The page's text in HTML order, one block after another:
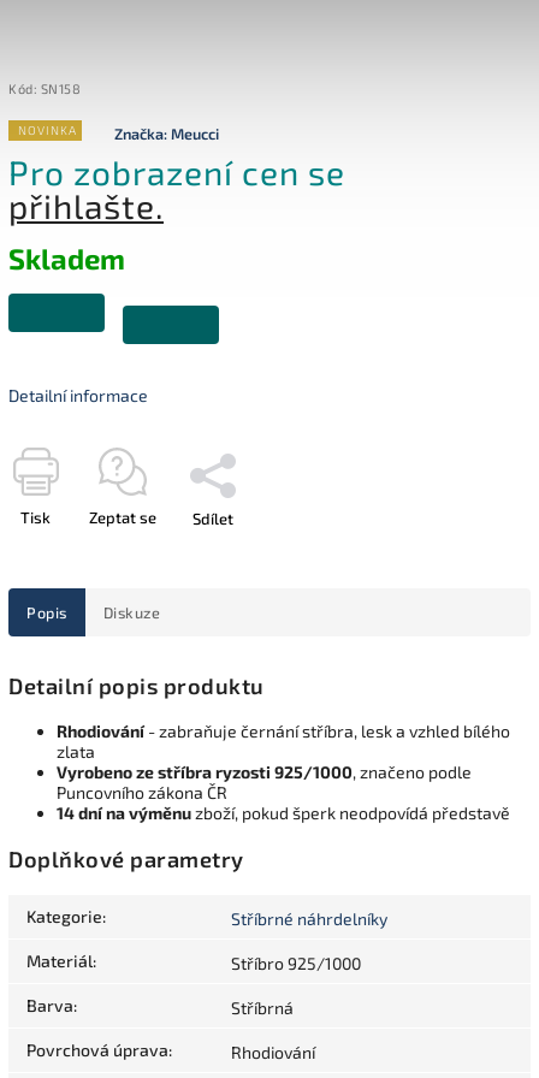
Kód: SN158
NOVINKA Značka:Meucci
Pro zobrazení cen se
přihlašte.
Skladem
Detailní informace
Tisk Zeptat se Sdílet
Popis Diskuze
Detailní popis produktu
Rhodiování- zabraňuje černání stříbra, lesk a vzhled bílého
zlata
Vyrobeno ze stříbra ryzosti 925/1000, značeno podle
Puncovního zákona ČR
14 dní na výměnuzboží, pokud šperk neodpovídá představě
Doplňkové parametry
Kategorie: Stříbrné náhrdelníky
Materiál: Stříbro 925/1000
Barva: Stříbrná
Povrchová úprava: Rhodiování